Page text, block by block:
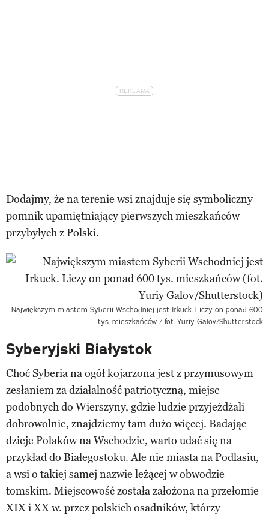
Dodajmy, że na terenie wsi znajduje się symboliczny
pomnik upamiętniający pierwszych mieszkańców
przybyłych z Polski.
Największym miastem Syberii Wschodniej jest Irkuck. Liczy on ponad 600
tys. mieszkańców / fot. Yuriy Galov/Shutterstock
Syberyjski Białystok
Choć Syberia na ogół kojarzona jest z przymusowym
zesłaniem za działalność patriotyczną, miejsc
podobnych do Wierszyny, gdzie ludzie przyjeżdżali
dobrowolnie, znajdziemy tam dużo więcej. Badając
dzieje Polaków na Wschodzie, warto udać się na
przykład do Białegostoku. Ale nie miasta naPodlasiu,
a wsi o takiej samej nazwie leżącej w obwodzie
tomskim. Miejscowość została założona na przełomie
XIX i XX w. przez polskich osadników, którzy